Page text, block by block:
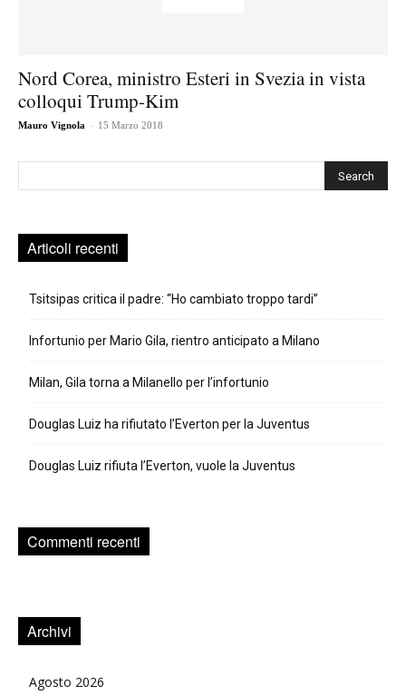
Nord Corea, ministro Esteri in Svezia in vista
colloqui Trump-Kim
Mauro Vignola - 15 Marzo 2018
Articoli recenti
Tsitsipas critica il padre: “Ho cambiato troppo tardi”
Infortunio per Mario Gila, rientro anticipato a Milano
Milan, Gila torna a Milanello per l’infortunio
Douglas Luiz ha rifiutato l’Everton per la Juventus
Douglas Luiz rifiuta l’Everton, vuole la Juventus
Commenti recenti
Archivi
Agosto 2026